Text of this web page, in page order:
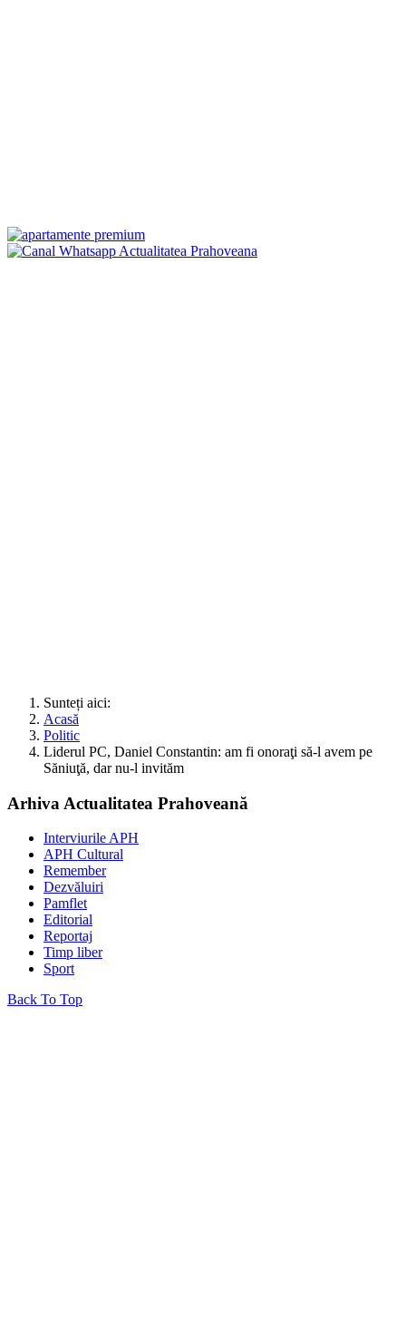
Sunteți aici:
Acasă
Politic
Liderul PC, Daniel Constantin: am fi onoraţi să-l avem pe
Săniuţă, dar nu-l invităm
Arhiva Actualitatea Prahoveană
Interviurile APH
APH Cultural
Remember
Dezvăluiri
Pamflet
Editorial
Reportaj
Timp liber
Sport
Back To Top